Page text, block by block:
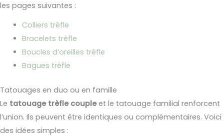
les pages suivantes :
Colliers trèfle
Bracelets trèfle
Boucles d’oreilles trèfle
Bagues trèfle
Tatouages en duo ou en famille
Le tatouage trèfle coupleet le tatouage familial renforcent
l’union. Ils peuvent être identiques ou complémentaires. Voici
des idées simples :